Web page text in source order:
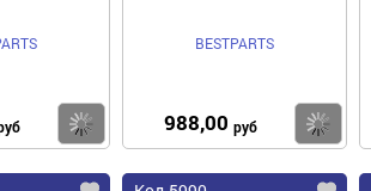
Купить
BESTPARTS
988,00 руб